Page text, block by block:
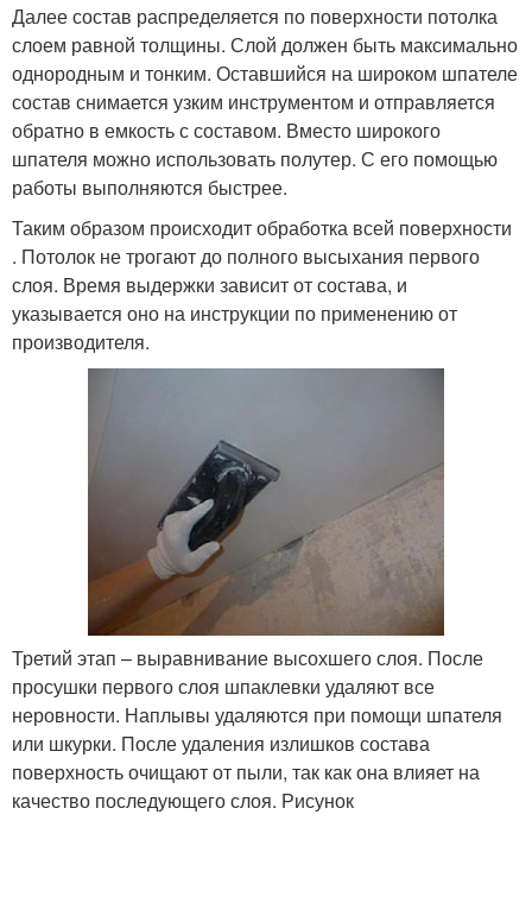
Далее состав распределяется по поверхности потолка
слоем равной толщины. Слой должен быть максимально
однородным и тонким. Оставшийся на широком шпателе
состав снимается узким инструментом и отправляется
обратно в емкость с составом. Вместо широкого
шпателя можно использовать полутер. С его помощью
работы выполняются быстрее.
Таким образом происходит обработка всей поверхности
. Потолок не трогают до полного высыхания первого
слоя. Время выдержки зависит от состава, и
указывается оно на инструкции по применению от
производителя.
Третий этап – выравнивание высохшего слоя. После
просушки первого слоя шпаклевки удаляют все
неровности. Наплывы удаляются при помощи шпателя
или шкурки. После удаления излишков состава
поверхность очищают от пыли, так как она влияет на
качество последующего слоя. Рисунок